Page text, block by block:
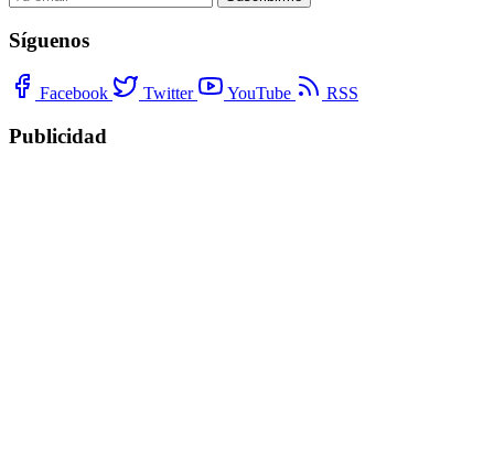
Síguenos
Facebook Twitter YouTube RSS
Publicidad